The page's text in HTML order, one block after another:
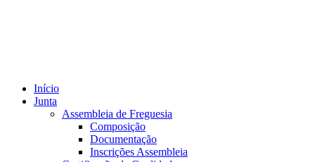
Início
Junta
Assembleia de Freguesia
Composição
Documentação
Inscrições Assembleia